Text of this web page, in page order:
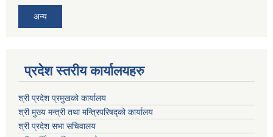
अन्य
प्रदेश स्तरीय कार्यालयहरु
श्री प्रदेश प्रमुखको कार्यालय
श्री मुख्य मन्त्री तथा मन्त्रिपरिषद्को कार्यालय
श्री प्रदेश सभा सचिवालय